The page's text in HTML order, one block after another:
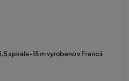
spirala-15 m vyrobeno v Francii